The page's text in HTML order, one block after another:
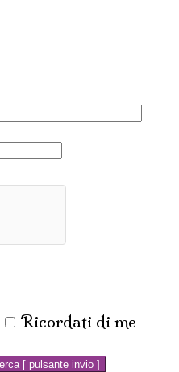
Ricordati di me
[ pulsante invio ]